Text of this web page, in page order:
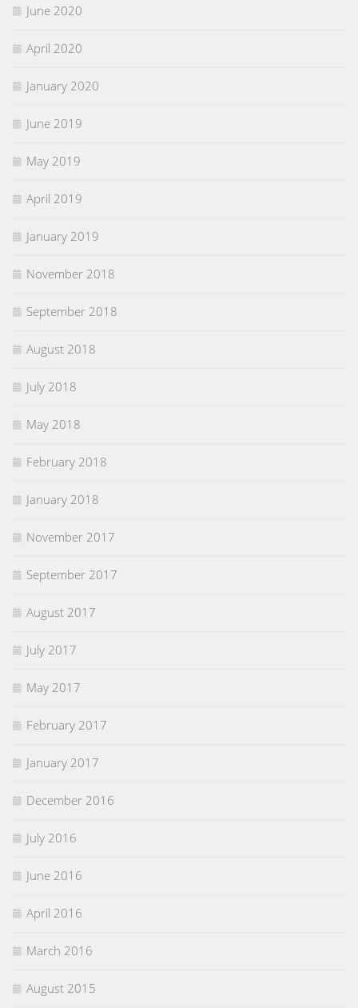
June 2020
April 2020
January 2020
June 2019
May 2019
April 2019
January 2019
November 2018
September 2018
August 2018
July 2018
May 2018
February 2018
January 2018
November 2017
September 2017
August 2017
July 2017
May 2017
February 2017
January 2017
December 2016
July 2016
June 2016
April 2016
March 2016
August 2015